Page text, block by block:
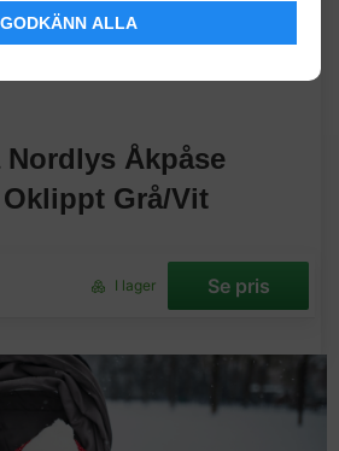
GODKÄNN ALLA
att torka av med lätt fuktad trasa,
görs bäst med hjälp av kemtvätt.
Nordlys Åkpåse
Grå/Vit
I lager Se pris